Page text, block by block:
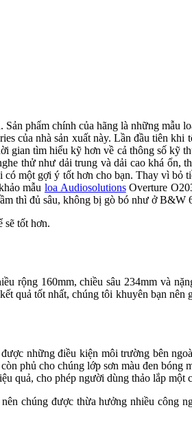
phẩm chính của hãng là những mẫu
của nhà sản xuất này. Lần đầu tiên
gian tìm hiểu kỹ hơn về cả thông số kỹ
thử như dải trung và dải cao khá ổn,
có một gợi ý tốt hơn cho bạn. Thay vì bỏ
mẫu loa AudiosolutionsOverture
thì đủ sâu, không bị gò bó như ở B&W
sẽ tốt hơn.
rộng 160mm, chiều sâu 234mm và
quả tốt nhất, chúng tôi khuyên bạn
những điều kiện môi trường bên
phủ cho chúng lớp sơn màu đen
quả, cho phép người dùng thảo lắp một
chúng được thừa hưởng nhiều công